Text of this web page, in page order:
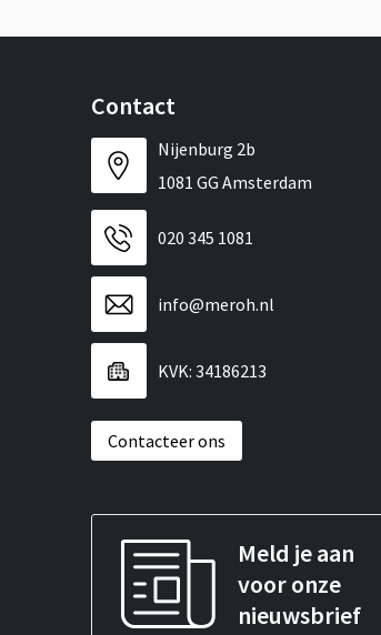
Contact
Nijenburg 2b
1081 GG Amsterdam
020 345 1081
info@meroh.nl
KVK: 34186213
Contacteer ons
Meld je aan
voor onze
nieuwsbrief